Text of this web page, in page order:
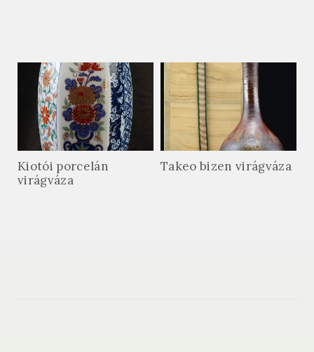
Kiotói porcelán
virágváza
Takeo bizen virágváza